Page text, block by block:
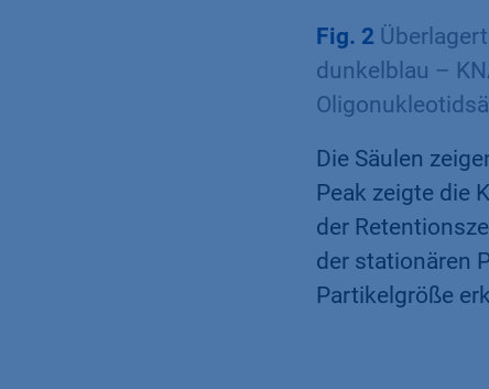
Fig. 2
dunkelblau –
Die Säulen
Peak zeigte die
der
der stationären
Partikelgröße